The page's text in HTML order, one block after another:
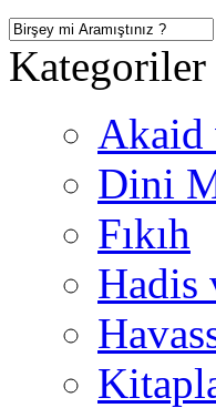
Kategoriler
Akaid
Dini
Fıkıh
Hadis